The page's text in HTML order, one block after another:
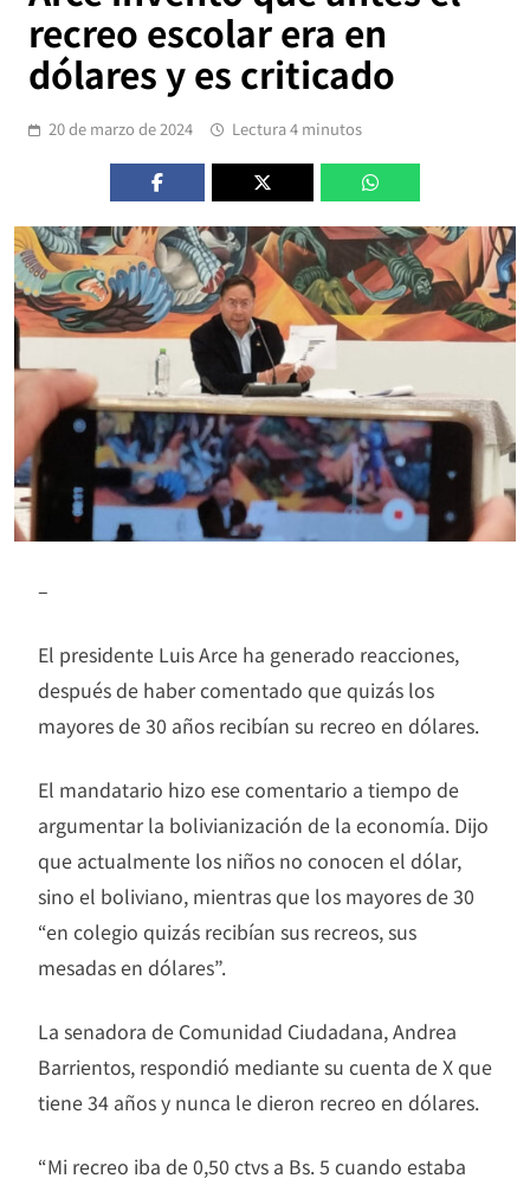
recreo escolar era en
dólares y es criticado
20 de marzo de 2024 Lectura 4 minutos
–
El presidente Luis Arce ha generado reacciones,
después de haber comentado que quizás los
mayores de 30 años recibían su recreo en dólares.
El mandatario hizo ese comentario a tiempo de
argumentar la bolivianización de la economía. Dijo
que actualmente los niños no conocen el dólar,
sino el boliviano, mientras que los mayores de 30
“en colegio quizás recibían sus recreos, sus
mesadas en dólares”.
La senadora de Comunidad Ciudadana, Andrea
Barrientos, respondió mediante su cuenta de X que
tiene 34 años y nunca le dieron recreo en dólares.
“Mi recreo iba de 0,50 ctvs a Bs. 5 cuando estaba